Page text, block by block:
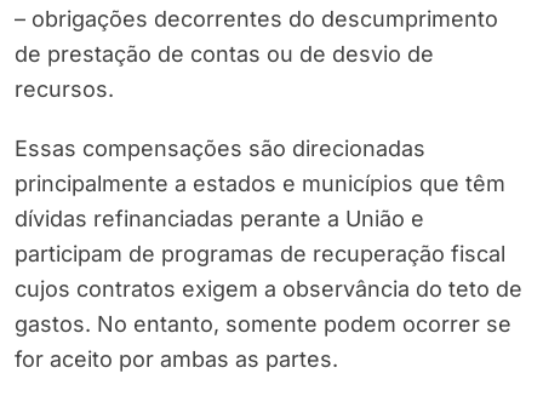
– obrigações decorrentes do descumprimento
de prestação de contas ou de desvio de
recursos.
Essas compensações são direcionadas
principalmente a estados e municípios que têm
dívidas refinanciadas perante a União e
participam de programas de recuperação fiscal
cujos contratos exigem a observância do teto de
gastos. No entanto, somente podem ocorrer se
for aceito por ambas as partes.